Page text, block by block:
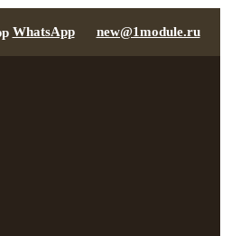
WhatsApp new@1module.ru